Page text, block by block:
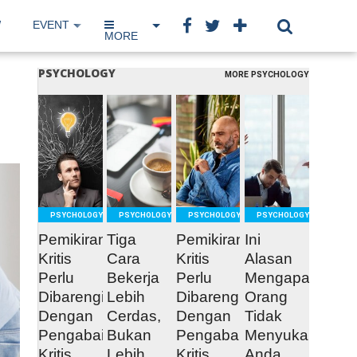
EVENT IP NETWORK
BOOK
MORE
PSYCHOLOGY MORE PSYCHOLOGY
READ
MORE
PSYCHOLOGY
Pemikiran
Kritis
Perlu
Dibarengi
Dengan
Pengabaian
READ
MORE
PSYCHOLOGY
Tiga
Cara
Bekerja
Lebih
Cerdas,
Bukan
READ
MORE
PSYCHOLOGY
Pemikiran
Kritis
Perlu
Dibarengi
Dengan
Pengabaian
MORE
PSYCHOLOGY
Ini
Alasan
Mengapa
Orang
Tidak
Menyukai